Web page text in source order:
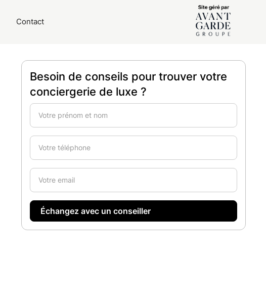
Contact
Besoin de conseils pour trouver votre
conciergerie de luxe ?